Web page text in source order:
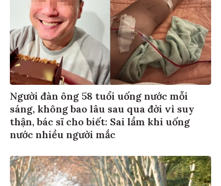
Người đàn ông 58 tuổi uống nước mỗi
sáng, không bao lâu sau qua đời vì suy
thận, bác sĩ cho biết: Sai lầm khi uống
nước nhiều người mắc